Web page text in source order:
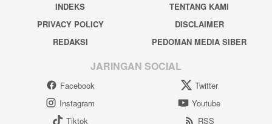
INDEKS
TENTANG KAMI
PRIVACY POLICY
DISCLAIMER
REDAKSI
PEDOMAN MEDIA SIBER
JARINGAN SOCIAL
Facebook
Twitter
Instagram
Youtube
Tiktok
RSS